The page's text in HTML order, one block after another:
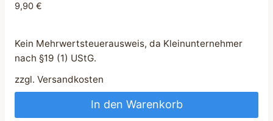
9,90 €
Kein Mehrwertsteuerausweis, da Kleinunternehmer
nach §19 (1) UStG.
zzgl. Versandkosten
In den Warenkorb